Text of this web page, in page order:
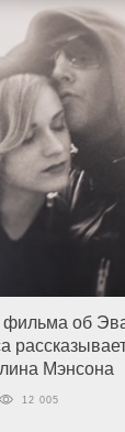
об
Мэнсона
12 005